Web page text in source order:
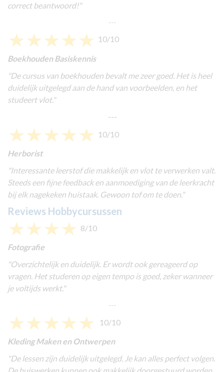
correct beantwoord!"
---
10/10
Boekhouden Basiskennis
"De cursus van boekhouden bevalt me zeer goed. Het is heel
duidelijk uitgelegd aan de hand van voorbeelden, en het
studeert vlot."
---
10/10
Herborist
"Interessante leerstof die makkelijk en vlot te verwerken valt.
Steeds een fijne feedback en aanmoediging van de leerkracht
bij elk nagekeken huistaak. Gewoon tof om te doen."
Reviews Hobbycursussen
8/10
Fotografie
"Overzichtelijk en duidelijk. Er wordt ook gereageerd op
vragen. Het studeren op eigen tempo is goed, zeker wanneer
je voltijds werkt."
---
10/10
Kleding Maken en Ontwerpen
"De lessen zijn duidelijk uitgelegd. Je kan alles perfect volgen.